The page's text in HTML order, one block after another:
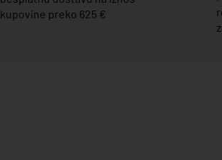
kupovine preko 625 €